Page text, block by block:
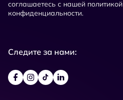
соглашаетесь с нашей политикой
конфиденциальности.
Следите за нами: